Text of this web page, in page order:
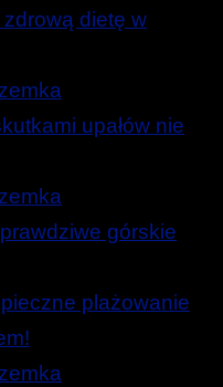
dietę w
upałów nie
górskie
plażowanie